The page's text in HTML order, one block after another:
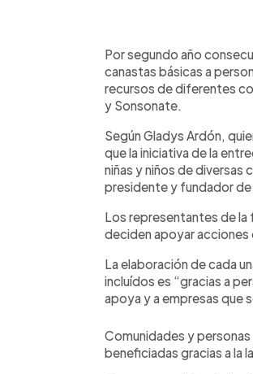
► Escuchar
Por segundo año
canastas básicas a
recursos de diferentes
y Sonsonate.
Según Gladys Ardón,
que la iniciativa de la
niñas y niños de
presidente y fundador de
Los representantes de la
deciden apoyar acciones
La elaboración de cada
incluídos es “gracias a
apoya y a empresas que
Comunidades y
beneficiadas gracias a la